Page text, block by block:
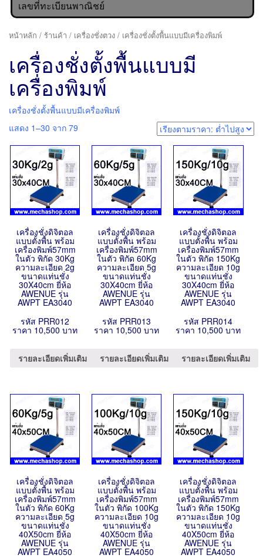
เลขที่ทะเบียนพาณิชย์
หน้าหลัก / ร้านค้า / เครื่องชั่งตวง / เครื่องชั่งตั้งพื้นแบบมีเครื่องพิมพ์
เครื่องชั่งตั้งพื้นแบบมี
เครื่องพิมพ์
เครื่องชั่งตั้งพื้นแบบมีเครื่องพิมพ์
แสดง 1–30 จาก 79
เครื่องชั่งดิจิตอล
แบบตั้งพื้น พร้อม
เครื่องพิมพ์57mm
ในตัว พิกัด 30Kg
ความละเอียด 2g
ขนาดแท่นชั่ง
30X40cm ยี่ห้อ
AWENUE รุ่น
AWPT EA3040
รหัส PRR012
ราคา 10,500 บาท
รายละเอียดเพิ่มเติม
เครื่องชั่งดิจิตอล
แบบตั้งพื้น พร้อม
เครื่องพิมพ์57mm
ในตัว พิกัด 60Kg
ความละเอียด 5g
ขนาดแท่นชั่ง
30X40cm ยี่ห้อ
AWENUE รุ่น
AWPT EA3040
รหัส PRR013
ราคา 10,500 บาท
รายละเอียดเพิ่มเติม
เครื่องชั่งดิจิตอล
แบบตั้งพื้น พร้อม
เครื่องพิมพ์57mm
ในตัว พิกัด 150Kg
ความละเอียด 10g
ขนาดแท่นชั่ง
30X40cm ยี่ห้อ
AWENUE รุ่น
AWPT EA3040
รหัส PRR014
ราคา 10,500 บาท
รายละเอียดเพิ่มเติม
เครื่องชั่งดิจิตอล
แบบตั้งพื้น พร้อม
เครื่องพิมพ์57mm
ในตัว พิกัด 60Kg
ความละเอียด 5g
ขนาดแท่นชั่ง
40X50cm ยี่ห้อ
AWENUE รุ่น
AWPT EA4050
เครื่องชั่งดิจิตอล
แบบตั้งพื้น พร้อม
เครื่องพิมพ์57mm
ในตัว พิกัด 100Kg
ความละเอียด 10g
ขนาดแท่นชั่ง
40X50cm ยี่ห้อ
AWENUE รุ่น
AWPT EA4050
เครื่องชั่งดิจิตอล
แบบตั้งพื้น พร้อม
เครื่องพิมพ์57mm
ในตัว พิกัด 150Kg
ความละเอียด 10g
ขนาดแท่นชั่ง
40X50cm ยี่ห้อ
AWENUE รุ่น
AWPT EA4050